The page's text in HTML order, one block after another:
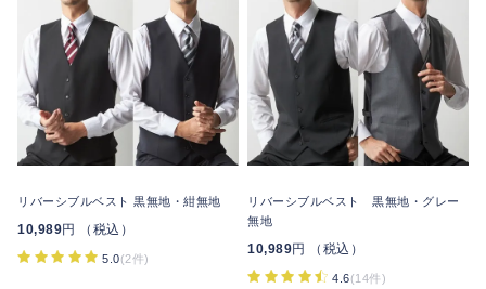
リバーシブルベスト 黒無地・紺無地
10,989円 （税込）
5.0(2件)
リバーシブルベスト 黒無地・グレー
無地
10,989円 （税込）
4.6(14件)